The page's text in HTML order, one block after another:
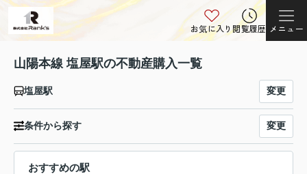
お気に入り閲覧履歴 メニュー
山陽本線 塩屋駅の不動産購入一覧
塩屋駅 変更
条件から探す 変更
おすすめの駅